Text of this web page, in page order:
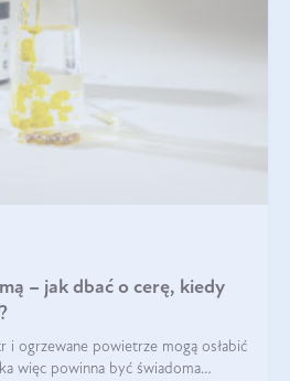
– jak dbać o cerę, kiedy
i ogrzewane powietrze mogą osłabić
więc powinna być świadoma